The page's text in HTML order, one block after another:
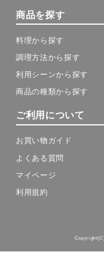
商品を探す
料理から探す
調理方法から探す
利用シーンから探す
商品の種類から探す
ご利用について
お買い物ガイド
よくある質問
マイページ
利用規約